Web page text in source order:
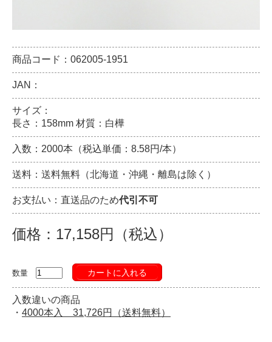
商品コード：062005-1951
JAN：
サイズ：
長さ：158mm 材質：白樺
入数：2000本（税込単価：8.58円/本）
送料：送料無料（北海道・沖縄・離島は除く）
お支払い：直送品のため代引不可
価格：17,158円（税込）
数量 カートに入れる
入数違いの商品
・ 4000本入 31,726円（送料無料）